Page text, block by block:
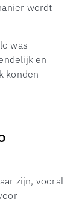
wordt
was
en
konden
zijn, vooral